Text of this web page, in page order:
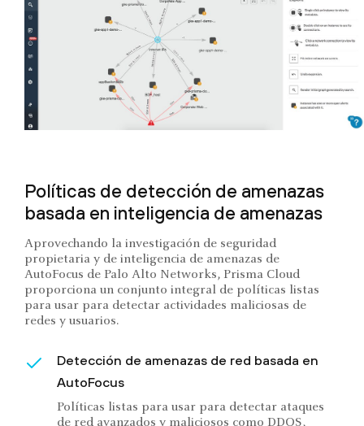
Políticas de detección de amenazas
basada en inteligencia de amenazas
Aprovechando la investigación de seguridad
propietaria y de inteligencia de amenazas de
AutoFocus de Palo Alto Networks, Prisma Cloud
proporciona un conjunto integral de políticas listas
para usar para detectar actividades maliciosas de
redes y usuarios.
Detección de amenazas de red basada en
AutoFocus
Políticas listas para usar para detectar ataques
de red avanzados y maliciosos como DDOS,